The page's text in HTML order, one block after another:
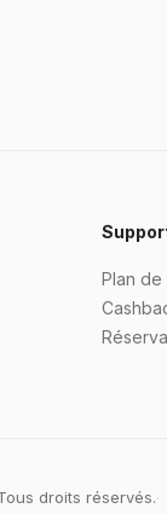
Plan
droits réservés.·